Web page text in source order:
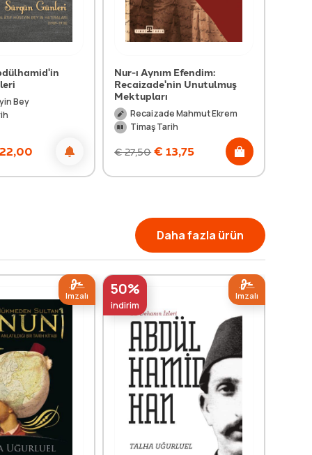
Bey
22,00
Nur-ı Aynım Efendim:
Recaizade'nin Unutulmuş
Mektupları
Recaizade Mahmut Ekrem
Timaş Tarih
€27,50 € 13,75
Daha fazla ürün
Imzalı 50%
indirim
Imzalı